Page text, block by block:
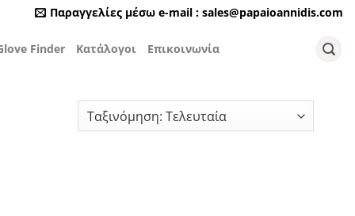
Παραγγελίες μέσω e-mail : sales@papaioannidis.com
Finder Κατάλογοι Επικοινωνία